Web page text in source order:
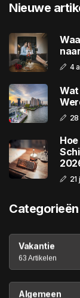
Nieuwe
4
21
Categorieën
Vakantie
63 Artikelen
Algemeen